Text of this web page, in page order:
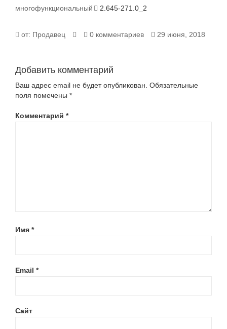
многофункциональный
2.645-271.0_2
2.645-
от: Продавец 0 комментариев 29 июня, 2018
Добавить комментарий
Ваш адрес email не будет опубликован. Обязательные
поля помечены *
Комментарий *
Имя *
Email *
Сайт